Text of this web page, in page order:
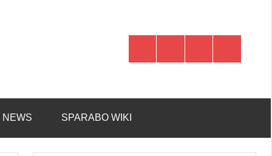
NEWS SPARABO WIKI